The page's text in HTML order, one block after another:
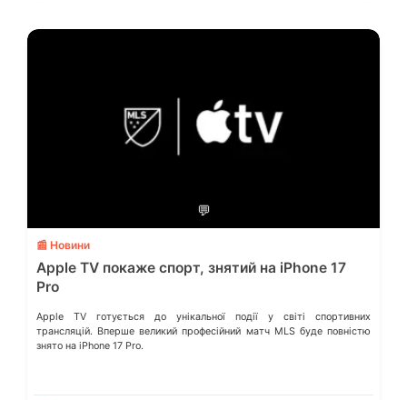
💬
📰 Новини
Apple TV покаже спорт, знятий на iPhone 17
Pro
Apple TV готується до унікальної події у світі спортивних
трансляцій. Вперше великий професійний матч MLS буде повністю
знято на iPhone 17 Pro.